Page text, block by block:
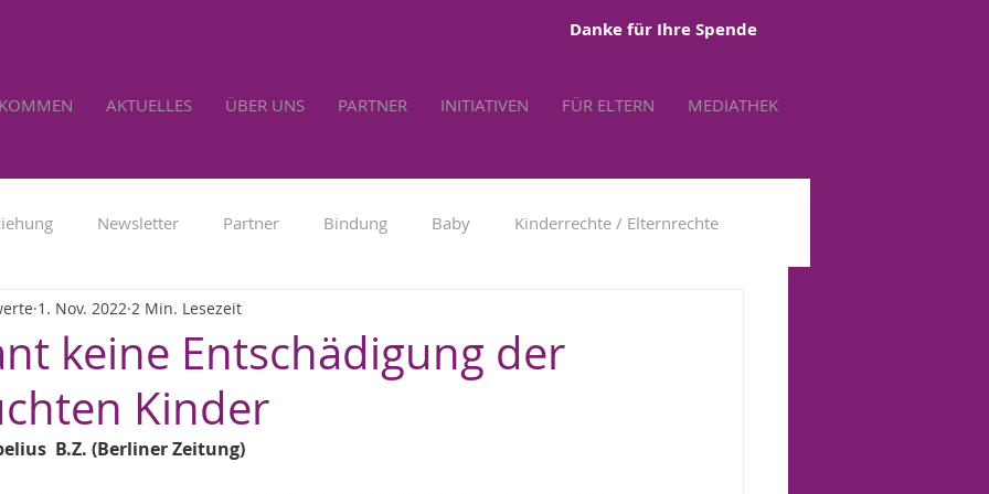
Danke für Ihre Spende
AKTUELLES ÜBER UNS PARTNER INITIATIVEN FÜR ELTERN MEDIATHEK
Newsletter Partner Bindung Baby Kinderrechte / Elternrechte
Familienpolitik Werbung
keine Entschädigung der
Kinder
1. Nov. 2022 2 Min. Lesezeit
B.Z. (Berliner Zeitung)